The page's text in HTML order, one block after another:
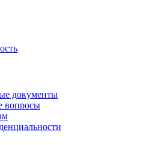
документы
вопросы